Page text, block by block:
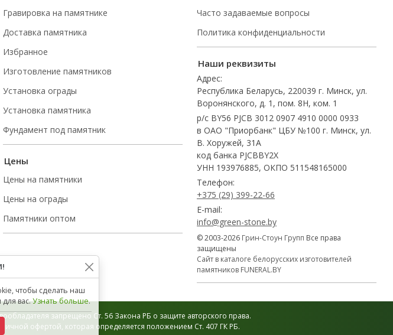
Гравировка на памятнике
Доставка памятника
Избранное
Изготовление памятников
Установка ограды
Установка памятника
Фундамент под памятник
Цены
Цены на памятники
Цены на ограды
Памятники оптом
Часто задаваемые вопросы
Политика конфиденциальности
Наши реквизиты
Адрес:
Республика Беларусь, 220039 г. Минск, ул.
Воронянского, д. 1, пом. 8Н, ком. 1
р/с BY56 PJCB 3012 0907 4910 0000 0933
в ОАО "Приорбанк" ЦБУ №100 г. Минск, ул.
В. Хоружей, 31А
код банка PJCBBY2X
УНН 193976885, ОКПО 511548165000
Телефон:
+375 (29) 399-22-66
E-mail:
info@green-stone.by
© 2003-2026 Грин-Стоун Групп Все права
защищены
Сайт в каталоге белорусских изготовителей
памятников FUNERAL.BY
запрещено Ст. 56 Закона РБ о защите авторского права.
офертой, которая определяется положением Ст. 407 ГК РБ.
чтобы сделать наш
вас.Узнать больше.